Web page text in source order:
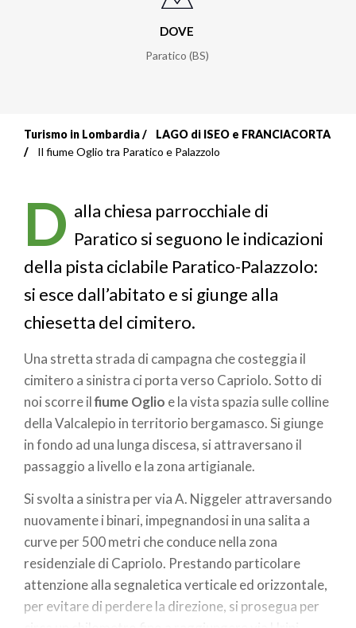
DOVE
Paratico (BS)
Briciole
pane
Turismo in Lombardia
LAGO di ISEO e FRANCIACORTA
Il fiume Oglio tra Paratico e Palazzolo
D alla chiesa parrocchiale di
Paratico si seguono le indicazioni
della pista ciclabile Paratico-Palazzolo:
si esce dall’abitato e si giunge alla
chiesetta del cimitero.
Una stretta strada di campagna che costeggia il
cimitero a sinistra ci porta verso Capriolo. Sotto di
noi scorre ilfiume Oglio e la vista spazia sulle colline
della Valcalepio in territorio bergamasco. Si giunge
in fondo ad una lunga discesa, si attraversano il
passaggio a livello e la zona artigianale.
Si svolta a sinistra per via A. Niggeler attraversando
nuovamente i binari, impegnandosi in una salita a
curve per 500 metri che conduce nella zona
residenziale di Capriolo. Prestando particolare
attenzione alla segnaletica verticale ed orizzontale,
per evitare di perdere la direzione, si prosegua per